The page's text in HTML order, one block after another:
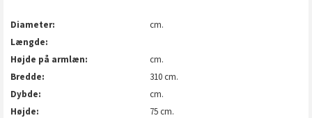
Diameter
cm.
Længde
Højde på armlæn
cm.
Bredde
310 cm.
Dybde
cm.
Højde
75 cm.